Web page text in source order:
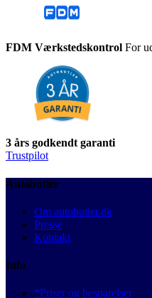
FDM Værkstedskontrol For
3 års godkendt garanti
Trustpilot
Autobutler
Om autobutler.dk
Presse
Kontakt
Info
*Priser og besparelser